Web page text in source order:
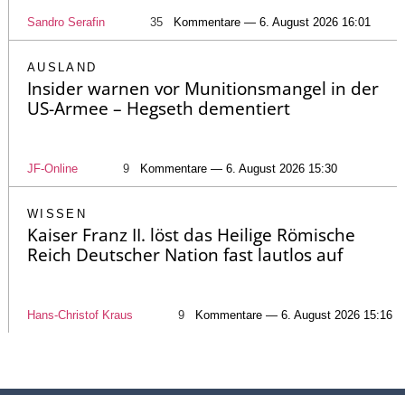
Sandro Serafin 35 Kommentare — 6. August 2026 16:01
AUSLAND
Insider warnen vor Munitionsmangel in der
US-Armee – Hegseth dementiert
JF-Online 9 Kommentare — 6. August 2026 15:30
WISSEN
Kaiser Franz II. löst das Heilige Römische
Reich Deutscher Nation fast lautlos auf
Hans-Christof Kraus 9 Kommentare — 6. August 2026 15:16